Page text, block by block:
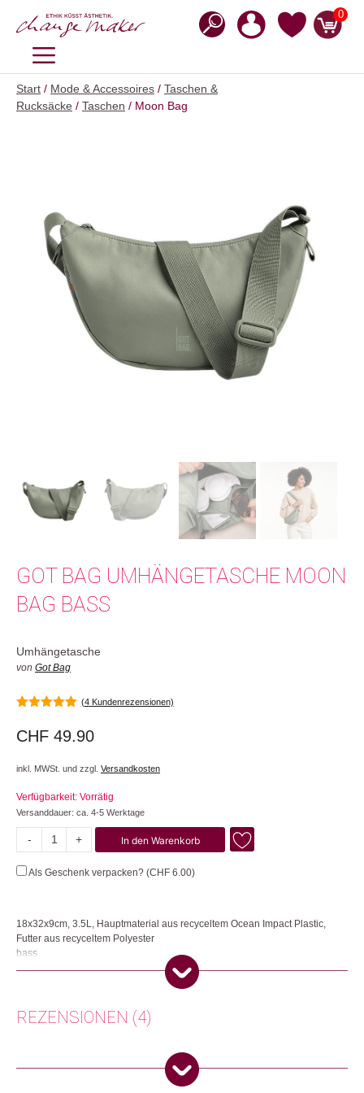
Inhalt
0
MENÜ
Start / Mode & Accessoires / Taschen &
Rucksäcke / Taschen / Moon Bag
GOT BAG UMHÄNGETASCHE MOON
BAG BASS
Umhängetasche
von Got Bag
(4Kundenrezensionen)
CHF 49.90
inkl. MWSt. und zzgl. Versandkosten
Verfügbarkeit: Vorrätig
Versanddauer: ca. 4-5 Werktage
-
Menge
+ In den Warenkorb
Als Geschenk verpacken? (CHF 6.00)
18x32x9cm, 3.5L, Hauptmaterial aus recyceltem Ocean Impact Plastic,
Futter aus recyceltem Polyester
bass
Weich, anschmiegsam und wasserabweisend: Dieses Raumwunder mit
hat zwei Innenfächer und einen verstellbaren Schultergurt von bis zu
120cm Länge. Das OEKO-TEX zertifizierte Hauptmaterial besteht aus
Polyester. Die Schnallen sind aus POM, die Webbänder aus recyceltem
PET und die Reissverschlüsse aus recyceltem Nylon.
REZENSIONEN (4)
(Verifizierter Käufer)